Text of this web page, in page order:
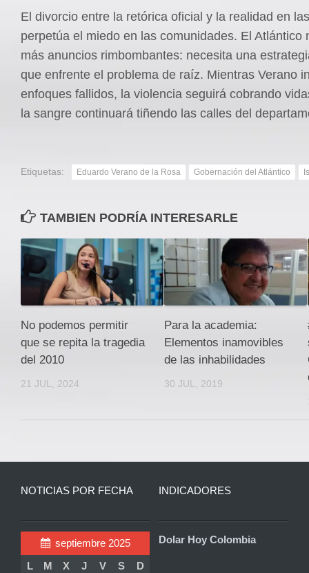
El divorcio entre la retórica oficial y la realidad en
perpetúa el miedo en las comunidades. El Atlántico
más anuncios rimbombantes: necesita una
que enfrente el problema de raíz. Mientras Verano
enfoques fallidos, la violencia seguirá cobrando
la sangre continuará tiñendo las calles del
Etiquetas: Eduardo Verano de la Rosa Gobernación del Atlántico
TAMBIEN PODRÍA INTERESARLE
No podemos permitir
que se repita la tragedia
del 2010
21 JUL, 2024
Para la academia:
Elementos inamovibles
de las inhabilidades
30 JUL, 2019
NOTICIAS POR FECHA
septiembre 2025
L
M X J V S
D
INDICADORES
Dolar Hoy Colombia